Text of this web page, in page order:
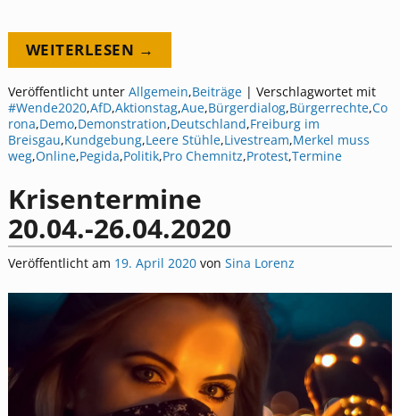
WEITERLESEN →
Veröffentlicht unter Allgemein,Beiträge| Verschlagwortet mit
#Wende2020,AfD,Aktionstag,Aue,Bürgerdialog,Bürgerrechte,Co
rona,Demo,Demonstration,Deutschland,Freiburg im
Breisgau,Kundgebung,Leere Stühle,Livestream,Merkel muss
weg,Online,Pegida,Politik,Pro Chemnitz,Protest,Termine
Krisentermine
20.04.-26.04.2020
Veröffentlicht am 19. April 2020 von Sina Lorenz